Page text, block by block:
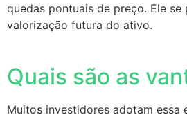
quedas pontuais de preço. Ele
valorização futura do ativo.
Quais são as
Muitos investidores adotam essa